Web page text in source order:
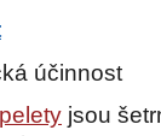
účinnost
jsou